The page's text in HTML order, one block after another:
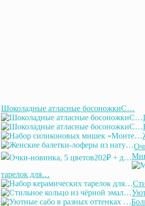
Шоколадные атласные босоножкиС…
тарелок для…